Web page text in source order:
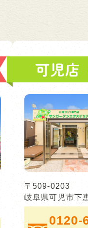
可児店
〒509-0203
岐阜県可児市下
0120-